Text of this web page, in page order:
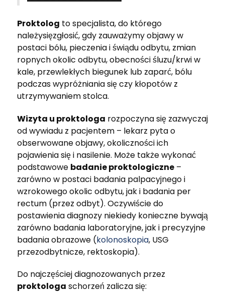
Proktolog to specjalista, do którego
należysięzgłosić, gdy zauważymy objawy w
postaci bólu, pieczenia i świądu odbytu, zmian
ropnych okolic odbytu, obecności śluzu/krwi w
kale, przewlekłych biegunek lub zaparć, bólu
podczas wypróżniania się czy kłopotów z
utrzymywaniem stolca.
Wizyta u proktologa rozpoczyna się zazwyczaj
od wywiadu z pacjentem – lekarz pyta o
obserwowane objawy, okoliczności ich
pojawienia się i nasilenie. Może także wykonać
podstawowe badanie proktologiczne –
zarówno w postaci badania palpacyjnego i
wzrokowego okolic odbytu, jak i badania per
rectum (przez odbyt). Oczywiście do
postawienia diagnozy niekiedy konieczne bywają
zarówno badania laboratoryjne, jak i precyzyjne
badania obrazowe (kolonoskopia, USG
przezodbytnicze, rektoskopia).
Do najczęściej diagnozowanych przez
proktologa schorzeń zalicza się: